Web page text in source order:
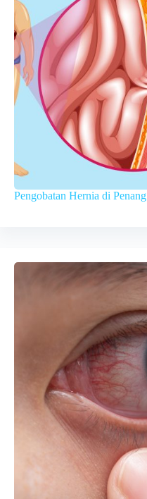
Pengobatan Hernia di Penang